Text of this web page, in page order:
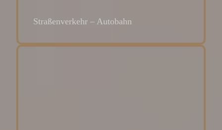
Straßenverkehr – Autobahn